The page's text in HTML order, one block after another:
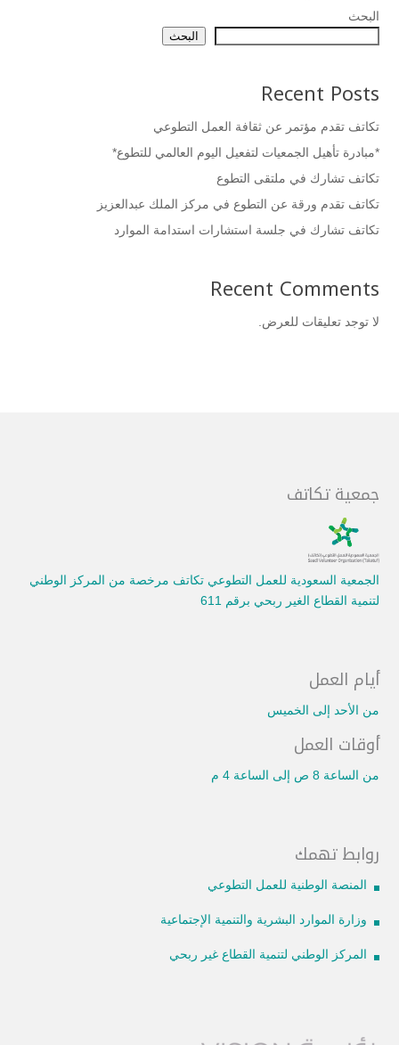
البحث
البحث
Recent Posts
تكاتف تقدم مؤتمر عن ثقافة العمل التطوعي
*مبادرة تأهيل الجمعيات لتفعيل اليوم العالمي للتطوع*
تكاتف تشارك في ملتقى التطوع
تكاتف تقدم ورقة عن التطوع في مركز الملك عبدالعزيز
تكاتف تشارك في جلسة استشارات استدامة الموارد
Recent Comments
لا توجد تعليقات للعرض.
جمعية تكاتف
الجمعية السعودية للعمل التطوعي تكاتف مرخصة من المركز الوطني
لتنمية القطاع الغير ربحي برقم 611
أيام العمل
من الأحد إلى الخميس
أوقات العمل
من الساعة 8 ص إلى الساعة 4 م
روابط تهمك
المنصة الوطنية للعمل التطوعي
وزارة الموارد البشرية والتنمية الإجتماعية
المركز الوطني لتنمية القطاع غير ربحي